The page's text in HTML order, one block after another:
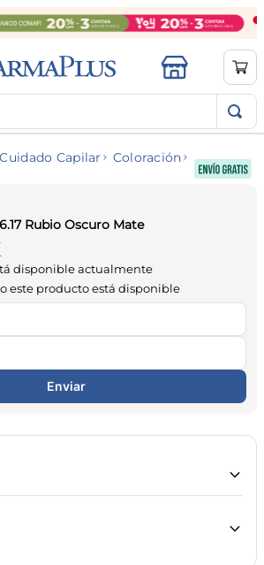
Cuidado Capilar Coloración
Rubio Oscuro Mate
disponible actualmente
este producto está disponible
Enviar